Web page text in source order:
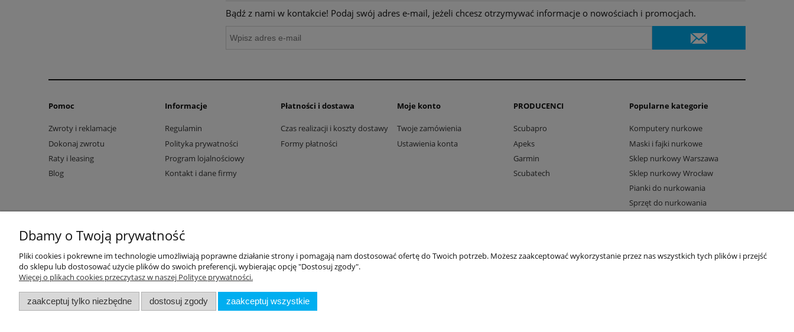
Bądź z nami w kontakcie! Podaj swój adres e-mail, jeżeli chcesz otrzymywać informacje o nowościach i promocjach.
Pomoc
Zwroty i reklamacje
Dokonaj zwrotu
Raty i leasing
Blog
Informacje
Regulamin
Polityka prywatności
Program lojalnościowy
Kontakt i dane firmy
Płatności i dostawa
Czas realizacji i koszty dostawy
Formy płatności
Moje konto
Twoje zamówienia
Ustawienia konta
PRODUCENCI
Scubapro
Apeks
Garmin
Scubatech
Popularne kategorie
Komputery nurkowe
Maski i fajki nurkowe
Sklep nurkowy Warszawa
Sklep nurkowy Wrocław
Pianki do nurkowania
Sprzęt do nurkowania
woj. małopolskie - NIP 9452184931
tel.12 418 39 59
Dbamy o Twoją prywatność
Pliki cookies i pokrewne im technologie umożliwiają poprawne działanie strony i pomagają nam dostosować ofertę do Twoich potrzeb. Możesz zaakceptować wykorzystanie przez nas wszystkich tych plików i przejść
do sklepu lub dostosować użycie plików do swoich preferencji, wybierając opcję "Dostosuj zgody".
Więcej o plikach cookies przeczytasz w naszej Polityce prywatności.
zaakceptuj tylko niezbędne dostosuj zgody zaakceptuj wszystkie